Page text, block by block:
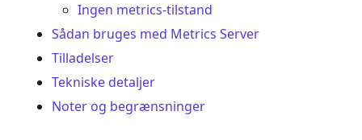
Ingen metrics-tilstand
Sådan bruges med Metrics Server
Tilladelser
Tekniske detaljer
Noter og begrænsninger